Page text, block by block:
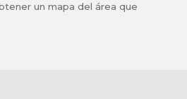
un mapa del área que